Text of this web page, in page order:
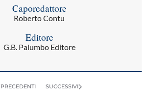
Caporedattore
Roberto Contu
Editore
G.B. Palumbo Editore
PRECEDENTI SUCCESSIVI